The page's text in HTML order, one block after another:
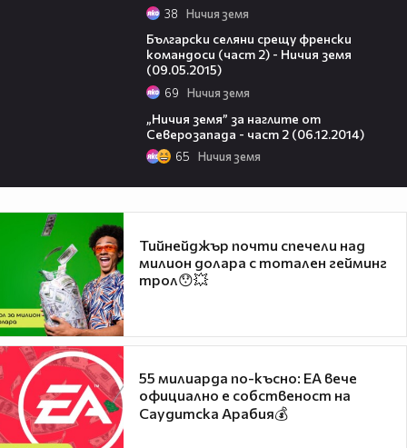
38 Ничия земя
Български селяни срещу френски
командоси (част 2) - Ничия земя
(09.05.2015)
69 Ничия земя
„Ничия земя” за наглите от
Северозапада - част 2 (06.12.2014)
65 Ничия земя
Тийнейджър почти спечели над
милион долара с тотален гейминг
трол😯💥
55 милиарда по-късно: EA вече
официално е собственост на
Саудитска Арабия💰